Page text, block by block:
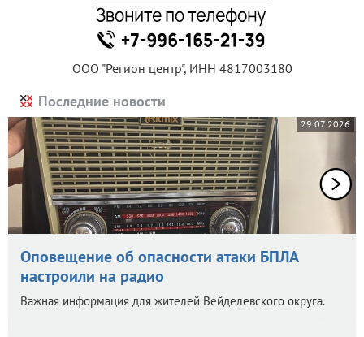
ООО "Регион центр", ИНН 4817003180
Последние новости
29.07.2026
Оповещение об опасности атаки БПЛА
настроили на радио
Важная информация для жителей Вейделевского округа.